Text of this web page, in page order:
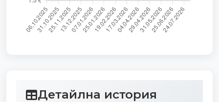
Детайлна история